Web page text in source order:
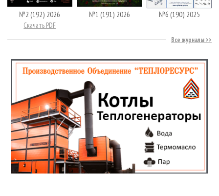
№2 (192) 2026
Скачать PDF
№1 (191) 2026 №6 (190) 2025
Все журналы